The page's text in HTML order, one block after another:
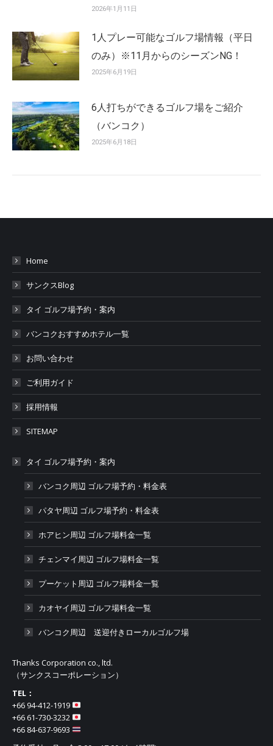
2026年1月11日
1人プレー可能なゴルフ場情報（平日
のみ）※11月からのシーズンNG！
2025年6月19日
6人打ちができるゴルフ場をご紹介
（バンコク）
2025年6月18日
Home
サンクスBlog
タイ ゴルフ場予約・案内
バンコクおすすめホテル一覧
お問い合わせ
ご利用ガイド
採用情報
SITEMAP
タイ ゴルフ場予約・案内
バンコク周辺 ゴルフ場予約・料金表
パタヤ周辺 ゴルフ場予約・料金表
ホアヒン周辺 ゴルフ場料金一覧
チェンマイ周辺 ゴルフ場料金一覧
プーケット周辺 ゴルフ場料金一覧
カオヤイ周辺 ゴルフ場料金一覧
バンコク周辺 送迎付きローカルゴルフ場
Thanks Corporation co., ltd.
（サンクスコーポレーション）
TEL：
+66 94-412-1919​
+66 61-730-3232
+66 84-637-9693